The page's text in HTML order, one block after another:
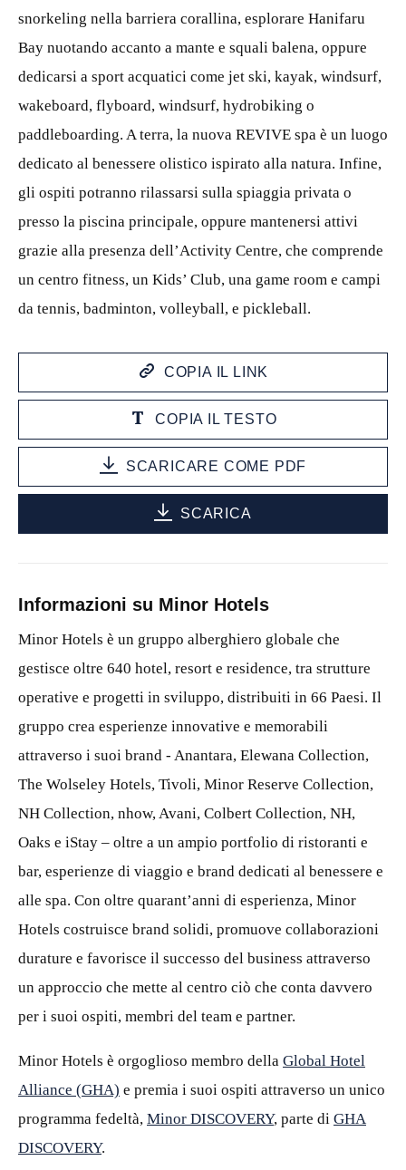
snorkeling nella barriera corallina, esplorare Hanifaru
Bay nuotando accanto a mante e squali balena, oppure
dedicarsi a sport acquatici come jet ski, kayak, windsurf,
wakeboard, flyboard, windsurf, hydrobiking o
paddleboarding. A terra, la nuova REVIVE spa è un luogo
dedicato al benessere olistico ispirato alla natura. Infine,
gli ospiti potranno rilassarsi sulla spiaggia privata o
presso la piscina principale, oppure mantenersi attivi
grazie alla presenza dell’Activity Centre, che comprende
un centro fitness, un Kids’ Club, una game room e campi
da tennis, badminton, volleyball, e pickleball.
COPIA IL LINK
COPIA IL TESTO
SCARICARE COME PDF
SCARICA
Informazioni su Minor Hotels
Minor Hotels è un gruppo alberghiero globale che
gestisce oltre 640 hotel, resort e residence, tra strutture
operative e progetti in sviluppo, distribuiti in 66 Paesi. Il
gruppo crea esperienze innovative e memorabili
attraverso i suoi brand - Anantara, Elewana Collection,
The Wolseley Hotels, Tivoli, Minor Reserve Collection,
NH Collection, nhow, Avani, Colbert Collection, NH,
Oaks e iStay – oltre a un ampio portfolio di ristoranti e
bar, esperienze di viaggio e brand dedicati al benessere e
alle spa. Con oltre quarant’anni di esperienza, Minor
Hotels costruisce brand solidi, promuove collaborazioni
durature e favorisce il successo del business attraverso
un approccio che mette al centro ciò che conta davvero
per i suoi ospiti, membri del team e partner.
Minor Hotels è orgoglioso membro della Global Hotel
Alliance (GHA) e premia i suoi ospiti attraverso un unico
programma fedeltà, Minor DISCOVERY, parte di GHA
DISCOVERY.